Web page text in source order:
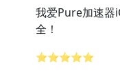
我爱Pure加速器
全！
⭐⭐⭐⭐⭐